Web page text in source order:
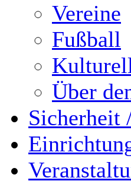
Vereine
Fußball
Über
Sicherheit